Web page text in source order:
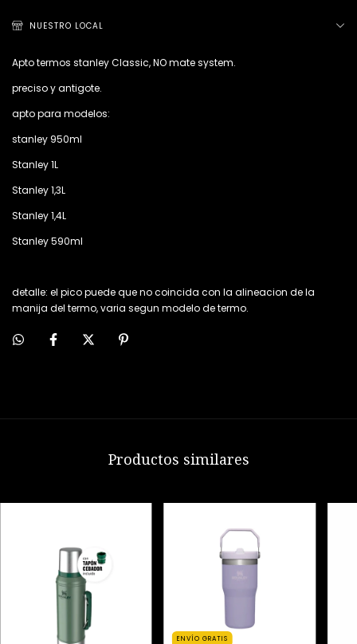
NUESTRO LOCAL
Apto termos stanley Classic, NO mate system.
preciso y antigote.
apto para modelos:
stanley 950ml
Stanley 1L
Stanley 1,3L
Stanley 1,4L
Stanley 590ml
detalle: el pico puede que no coincida con la alineacion de la
manija del termo, varia segun modelo de termo.
Productos similares
ENVÍO GRATIS